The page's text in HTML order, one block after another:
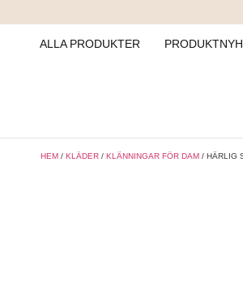
ALLA PRODUKTER
HEM / KLÄDER / KLÄNNINGAR FÖR DAM / HÄRLIG